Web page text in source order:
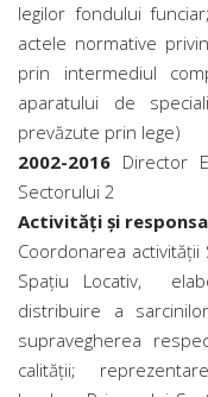
legilor fondului
actele normative
prin intermediul
aparatului de
prevăzute prin lege)
2002-2016 Director
Sectorului 2
Activităţi şi
Coordonarea activităţii
Spaţiu Locativ,
distribuire a
supravegherea
calităţii;